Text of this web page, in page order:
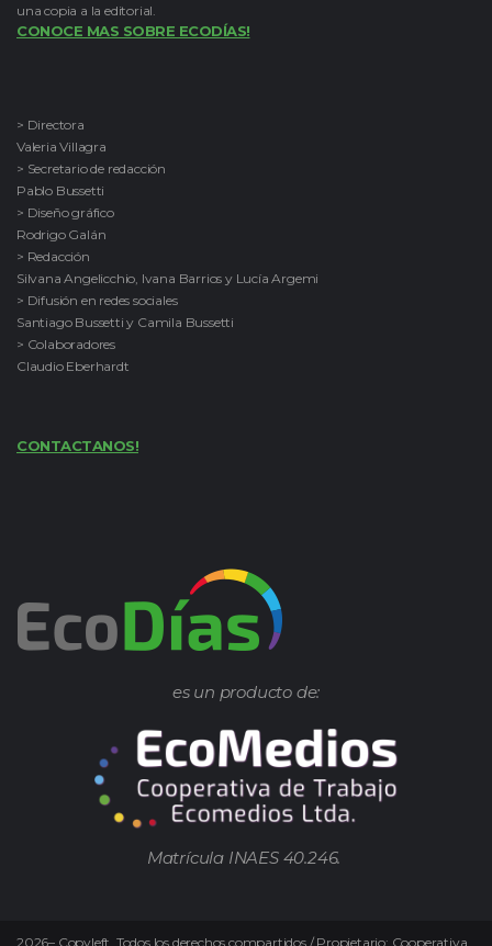
una copia a la editorial.
CONOCE MAS SOBRE ECODÍAS!
> Directora
Valeria Villagra
> Secretario de redacción
Pablo Bussetti
> Diseño gráfico
Rodrigo Galán
> Redacción
Silvana Angelicchio, Ivana Barrios y Lucía Argemi
> Difusión en redes sociales
Santiago Bussetti y Camila Bussetti
> Colaboradores
Claudio Eberhardt
CONTACTANOS!
es un producto de:
Matrícula INAES 40.246.
2026– Copyleft. Todos los derechos compartidos / Propietario: Cooperativa